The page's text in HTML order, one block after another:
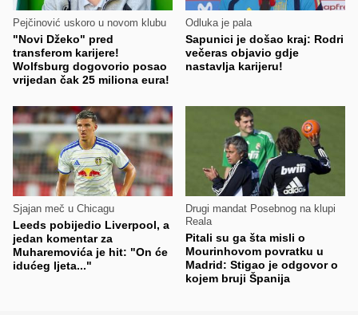
Pejčinović uskoro u novom klubu
"Novi Džeko" pred
transferom karijere!
Wolfsburg dogovorio posao
vrijedan čak 25 miliona eura!
Odluka je pala
Sapunici je došao kraj: Rodri
večeras objavio gdje
nastavlja karijeru!
Sjajan meč u Chicagu
Leeds pobijedio Liverpool, a
jedan komentar za
Muharemovića je hit: "On će
idućeg ljeta..."
Drugi mandat Posebnog na klupi
Reala
Pitali su ga šta misli o
Mourinhovom povratku u
Madrid: Stigao je odgovor o
kojem bruji Španija